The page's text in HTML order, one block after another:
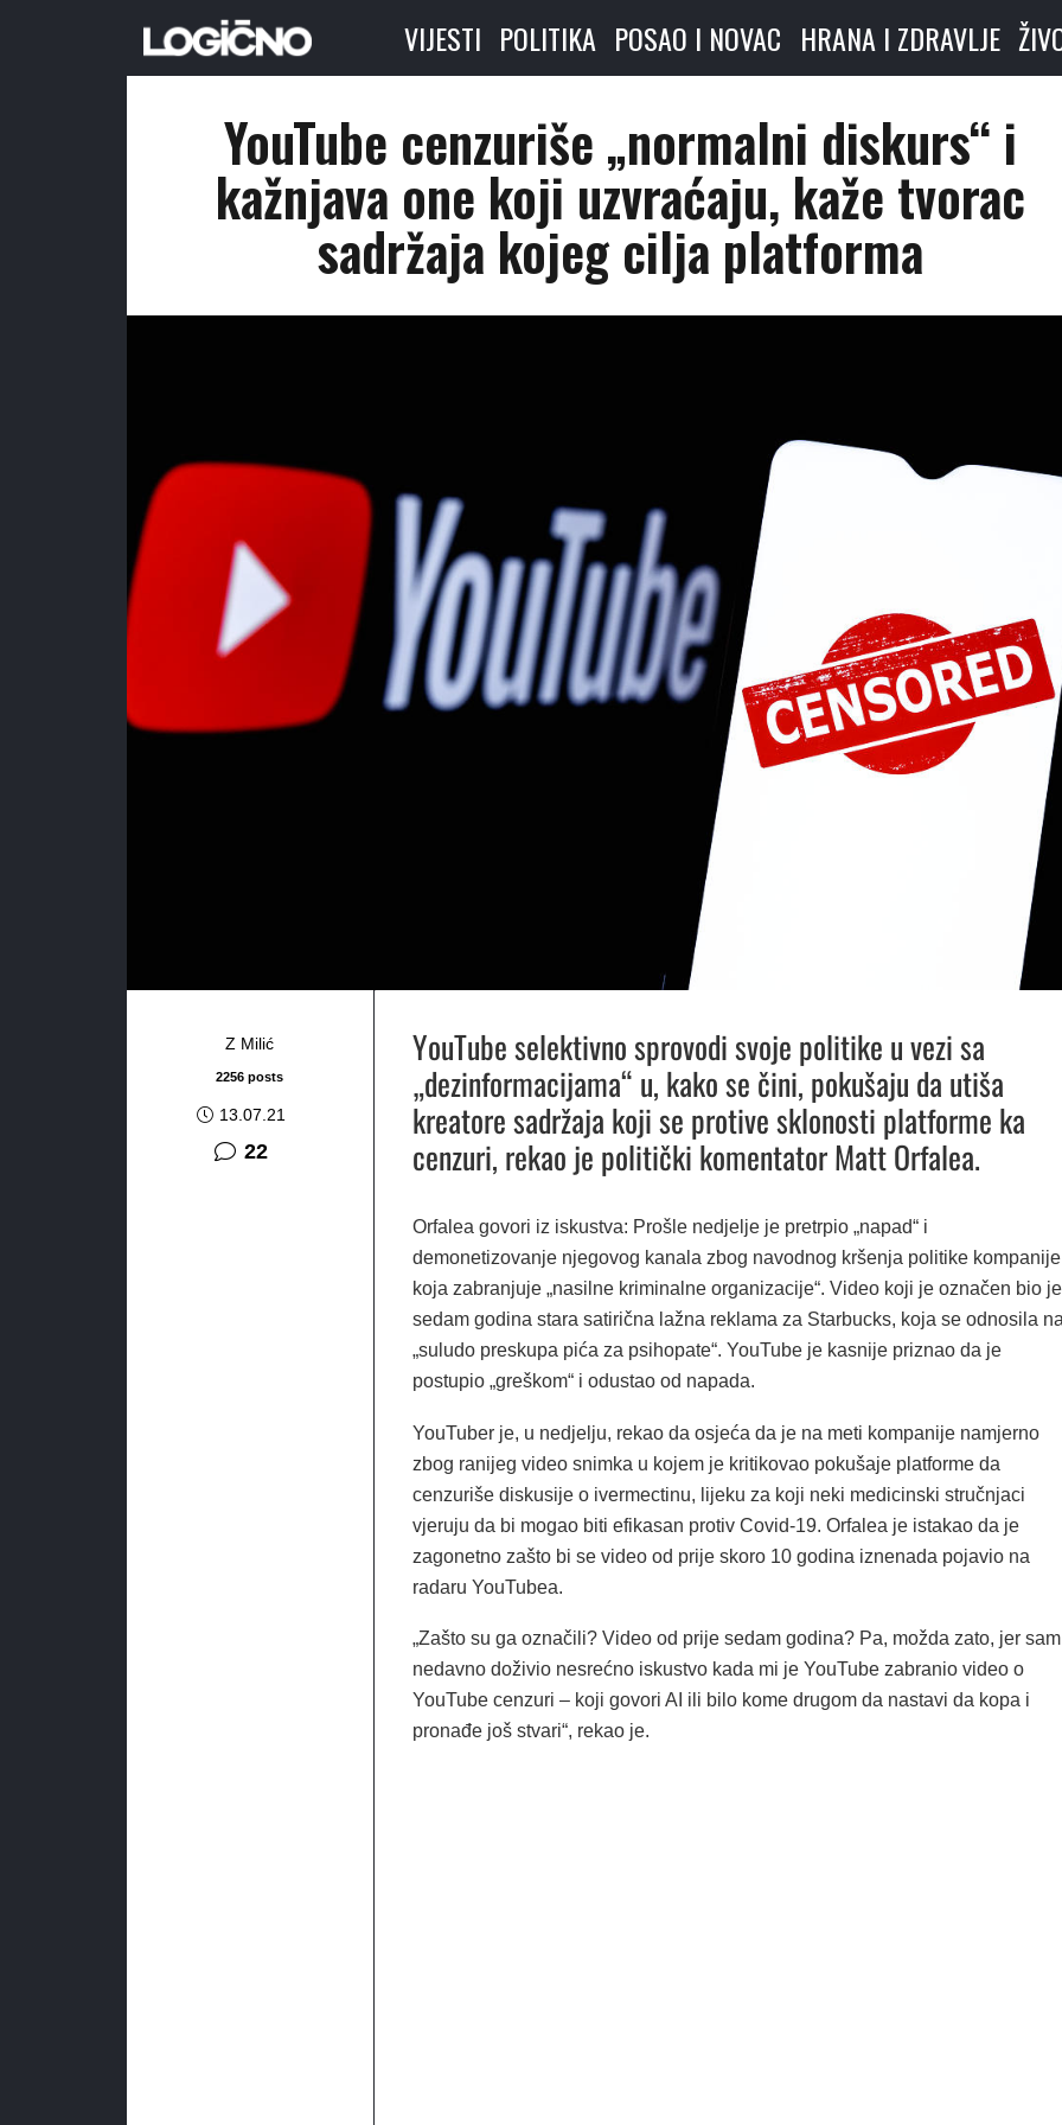
VIJESTI POLITIKA POSAO I NOVAC HRANA I ZDRAVLJE
YouTube cenzuriše „normalni diskurs“ i
kažnjava one koji uzvraćaju, kaže tvorac
sadržaja kojeg cilja platforma
Z Milić
2256 posts
13.07.21
22
YouTube selektivno sprovodi svoje politike u vezi sa
„dezinformacijama“ u, kako se čini, pokušaju da utiša
kreatore sadržaja koji se protive sklonosti platforme ka
cenzuri, rekao je politički komentator Matt Orfalea.
Orfalea govori iz iskustva: Prošle nedjelje je pretrpio „napad“ i
demonetizovanje njegovog kanala zbog navodnog kršenja politike kompanije
koja zabranjuje „nasilne kriminalne organizacije“. Video koji je označen bio je
sedam godina stara satirična lažna reklama za Starbucks, koja se odnosila
„suludo preskupa pića za psihopate“. YouTube je kasnije priznao da je
postupio „greškom“ i odustao od napada.
YouTuber je, u nedjelju, rekao da osjeća da je na meti kompanije namjerno
zbog ranijeg video snimka u kojem je kritikovao pokušaje platforme da
cenzuriše diskusije o ivermectinu, lijeku za koji neki medicinski stručnjaci
vjeruju da bi mogao biti efikasan protiv Covid-19. Orfalea je istakao da je
zagonetno zašto bi se video od prije skoro 10 godina iznenada pojavio na
radaru YouTubea.
„Zašto su ga označili? Video od prije sedam godina? Pa, možda zato, jer sam
nedavno doživio nesrećno iskustvo kada mi je YouTube zabranio video o
YouTube cenzuri – koji govori AI ili bilo kome drugom da nastavi da kopa i
pronađe još stvari“, rekao je.